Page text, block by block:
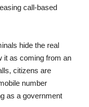
call-based
hide the real
it as coming from an
citizens are
number
as a government